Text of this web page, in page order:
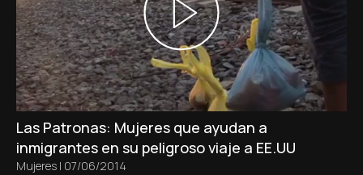
Las Patronas: Mujeres que ayudan a
inmigrantes en su peligroso viaje a EE.UU
Mujeres | 07/06/2014